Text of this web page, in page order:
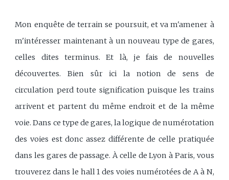
Mon enquête de terrain se poursuit, et va m'amener à
m'intéresser maintenant à un nouveau type de gares,
celles dites terminus. Et là, je fais de nouvelles
découvertes. Bien sûr ici la notion de sens de
circulation perd toute signification puisque les trains
arrivent et partent du même endroit et de la même
voie. Dans ce type de gares, la logique de numérotation
des voies est donc assez différente de celle pratiquée
dans les gares de passage. À celle de Lyon à Paris, vous
trouverez dans le hall 1 des voies numérotées de A à N,